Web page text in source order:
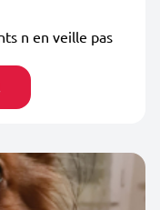
n en veille pas